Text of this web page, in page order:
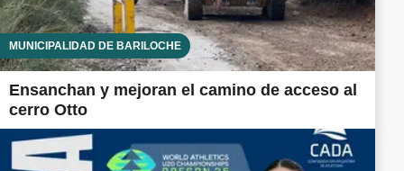
MUNICIPALIDAD DE BARILOCHE
Ensanchan y mejoran el camino de acceso al
cerro Otto